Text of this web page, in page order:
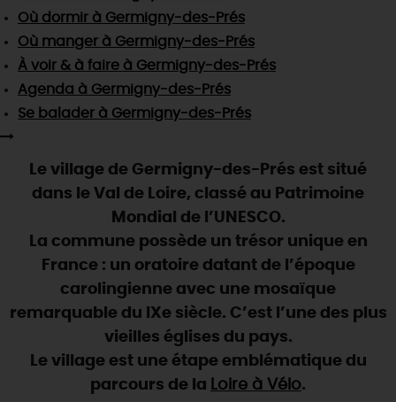
TOUTES LES ACTIVITÉS
Visitesgourmandesetcréatives
Vins etvignobles
Chic, une aire de pique-nique
Par ici les guinguettes
Que rapporter du Loiret ?
TOUT L'ART DE VIVRE
Des vacances auprès des animaux 🐎
(re)Découvrir les coulisses de la Faïencerie de
Gien !
Expérimenter les parcours Baludik
Rendez-vous de la nature en 2026
Des sorties en famille dans le Loiret !
Programme des animations "Loiret au fil de l'eau"
2026
Où sortir ?
AUJOURD'HUI
SE REPÉRER, SE DÉPLACER
INFOS &SERVICES
RÉSERVERMAINTENANT
Où dormir à Germigny-des-Prés
Où manger à Germigny-des-Prés
À voir & à faire à Germigny-des-Prés
Agenda à Germigny-des-Prés
Se balader à Germigny-des-Prés
Le village de Germigny-des-Prés est situé
dans le Val de Loire, classé au Patrimoine
Mondial de l’UNESCO.
La commune possède un trésor unique en
France : un oratoire datant de l’époque
carolingienne avec une mosaïque
remarquable du IXe siècle. C’est l’une des plus
vieilles églises du pays.
Le village est une étape emblématique du
parcours de la Loire à Vélo.